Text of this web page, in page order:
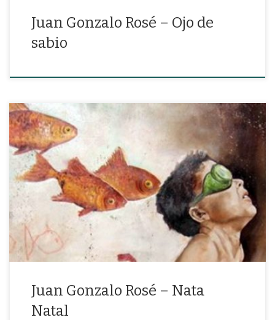
Juan Gonzalo Rosé – Ojo de
sabio
«Más que pasión la mía, es tu mala costumbre de quererme casi
sin consultarme»
Juan Gonzalo Rosé – Nata
Natal